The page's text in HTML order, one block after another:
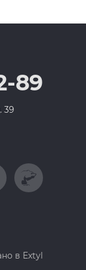
89
39
в Extyl